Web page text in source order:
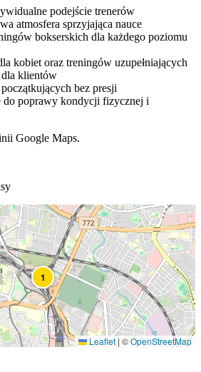
podejście trenerów
atmosfera sprzyjająca nauce
bokserskich dla każdego poziomu
kobiet oraz treningów uzupełniających
dla klientów
bez presji
do poprawy kondycji fizycznej i
Google Maps.
1
Leaflet | ©OpenStreetMap